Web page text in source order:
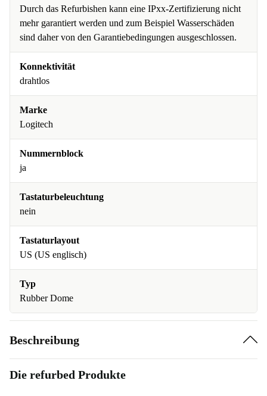
Durch das Refurbishen kann eine IPxx-Zertifizierung nicht
mehr garantiert werden und zum Beispiel Wasserschäden
sind daher von den Garantiebedingungen ausgeschlossen.
Konnektivität
drahtlos
Marke
Logitech
Nummernblock
ja
Tastaturbeleuchtung
nein
Tastaturlayout
US (US englisch)
Typ
Rubber Dome
Beschreibung
Die refurbed Produkte